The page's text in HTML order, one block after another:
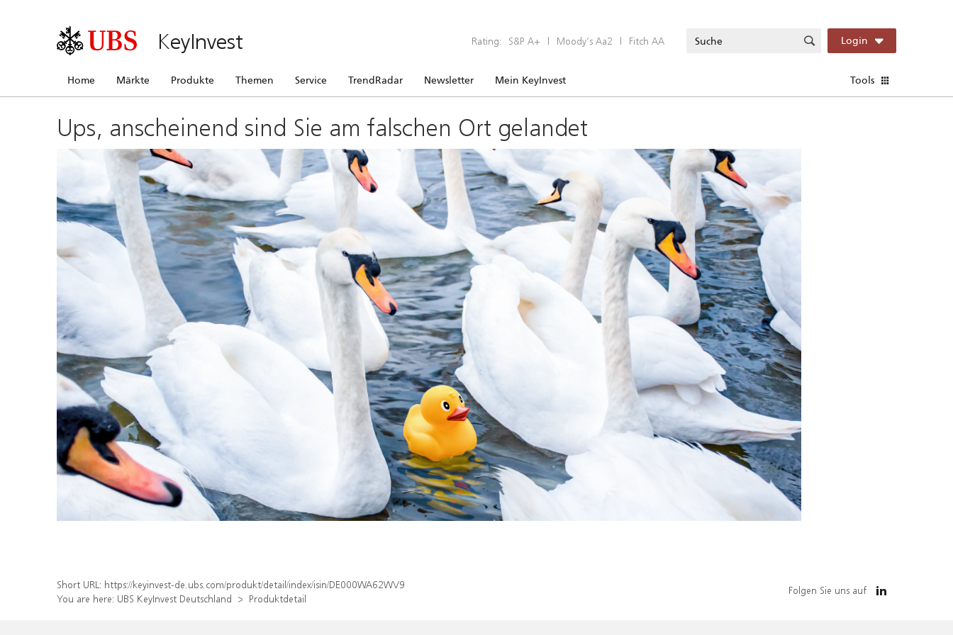
KeyInvest Rating: S&P A+ | Moody’s Aa2 | Fitch AA Login
Home Märkte Produkte Themen Service TrendRadar Newsletter Mein KeyInvest Tools
Ups, anscheinend sind Sie am falschen Ort gelandet
Short URL: https://keyinvest-de.ubs.com/produkt/detail/index/isin/DE000WA62WV9
You are here: UBS KeyInvest Deutschland Produktdetail
Folgen Sie uns auf